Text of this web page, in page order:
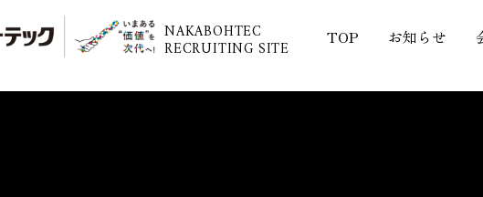
NAKABOHTEC
RECRUITING SITE
TOP お知らせ